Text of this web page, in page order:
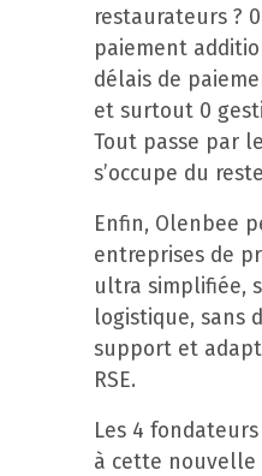
restaurateurs ?
paiement
délais de
et surtout 0
Tout passe par
s’occupe du
Enfin, Olenbee
entreprises de
ultra simplifiée,
logistique, sans
support et
RSE.
Les 4
à cette nouvelle